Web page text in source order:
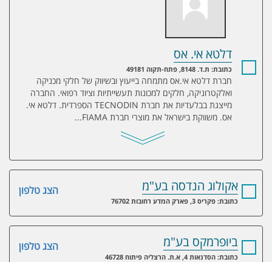
דלטא אי. אס
כתובת: ת.ד. 8148, פתח-תקוה 49181
חברת דלטא אי.אס מתמחה בייעוץ ובשיווק של חלקי מכניקה
ואלקטרוניקה, חלקים למכונות תעשייתיות וציוד רפואי. החברה
מייצגת בבלעדיות את חברת TECNODIN הספרדית. דלטא אי.
אס. משווקת בישראל את מוצרי חברת FIAMA...
הצג טלפון אקולוג הנדסה בע"מ
כתובת: פקריס 3, פארק המדע רחובות 76702
הצג טלפון ביופרמקס בע"מ
כתובת: הסדנאות 4, א.ת. הרצליה פיתוח 46728